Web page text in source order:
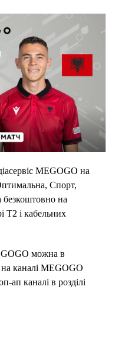
MEGOGO на
Спорт,
на
Т2 і кабельних
можна в
на каналі MEGOGO
каналі в розділі